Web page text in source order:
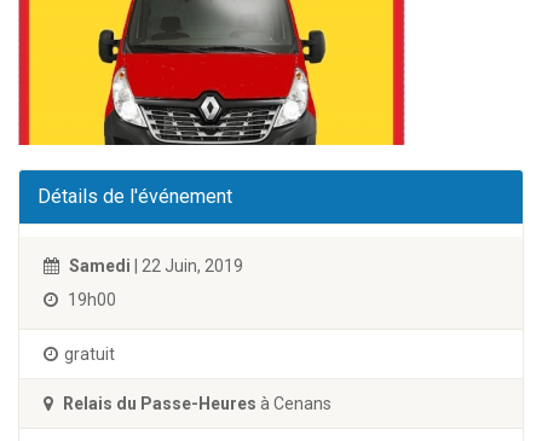
Détails de l'événement
Samedi | 22 Juin, 2019
19h00
gratuit
Relais du Passe-Heures à Cenans